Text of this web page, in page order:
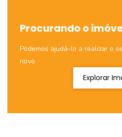
Procurando o
Podemos ajudá-lo a realizar o
novo
Explorar